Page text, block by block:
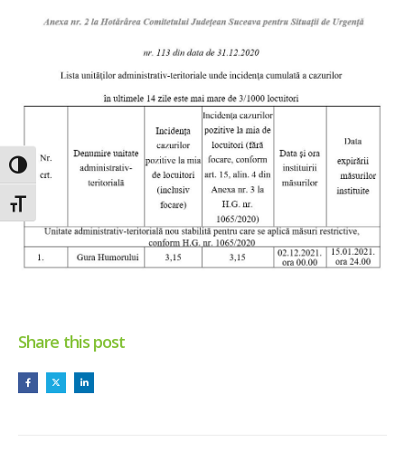
Toggle High Contrast
Toggle Font size
Share this post